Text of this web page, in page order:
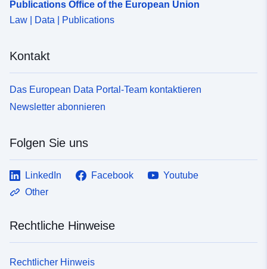
Publications Office of the European Union
Law | Data | Publications
Kontakt
Das European Data Portal-Team kontaktieren
Newsletter abonnieren
Folgen Sie uns
LinkedIn Facebook
Youtube
Other
Rechtliche Hinweise
Rechtlicher Hinweis